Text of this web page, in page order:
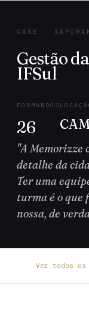
CASE ·
Gestão
IFSul
FORMANDOS
26
"A Memorizze
detalhe da
Ter uma
turma é o que
nossa, de
Ver todos os